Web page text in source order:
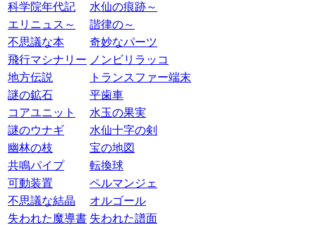
科学院年代記
水仙の痕跡～
エリニュス～
諧律の～
不思議な本
奇妙なパーツ
飛行マシナリー ノンビリラッコ
地方伝説
トランスファー端末
謎の鉱石
平歯車
コアユニット
水玉の果実
謎のウナギ
水仙十字の剣
幽林の枝
宝の地図
共鳴パイプ
転換球
可動装置
ペルマンジェ
不思議な結晶
オルゴール
失われた魔導書 失われた譜面